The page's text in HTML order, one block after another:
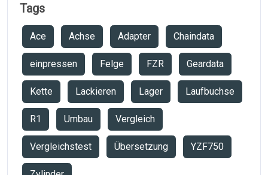
Tags
Ace Achse Adapter Chaindata
einpressen Felge FZR Geardata
Kette Lackieren Lager Laufbuchse
R1 Umbau Vergleich
Vergleichstest Übersetzung YZF750